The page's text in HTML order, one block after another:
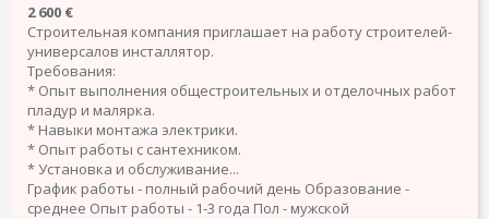
2 600 €
Строительная компания приглашает на работу строителей-
универсалов инсталлятор.
Требования:
* Опыт выполнения общестроительных и отделочных работ
пладур и малярка.
* Навыки монтажа электрики.
* Опыт работы с сантехником.
* Установка и обслуживание...
График работы - полный рабочий день Образование -
среднее Опыт работы - 1-3 года Пол - мужской